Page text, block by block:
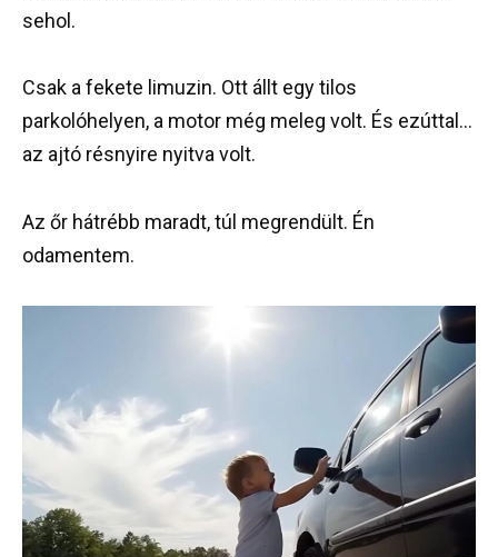
sehol.
Csak a fekete limuzin. Ott állt egy tilos
parkolóhelyen, a motor még meleg volt. És ezúttal…
az ajtó résnyire nyitva volt.
Az őr hátrébb maradt, túl megrendült. Én
odamentem.